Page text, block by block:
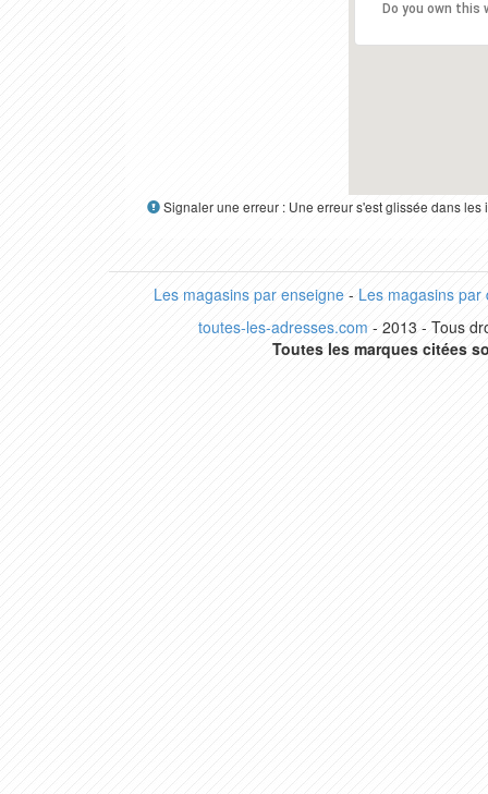
Do you own this
Signaler une erreur : Une erreur s'est glissée dans
Les magasins par enseigne- Les magasins par
toutes-les-adresses.com - 2013 - Tous
Toutes les marques citées